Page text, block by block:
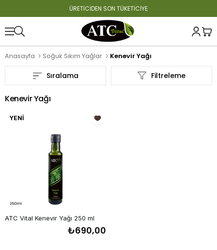
ÜRETİCİDEN SON TÜKETİCİYE
Anasayfa Soğuk Sıkım Yağlar Kenevir Yağı
Filtreleme
Sıralama
Kenevir Yağı
ATC Vital Kenevir Yağı 250 ml
₺690,00
YENI